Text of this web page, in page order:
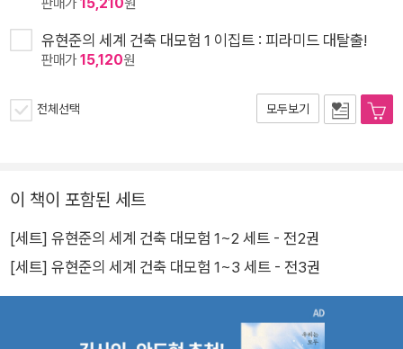
유현준의 세계 건축 대모험 1 이집트 : 피라미드 대탈출!
판매가15,120원
전체선택 모두보기
이 책이 포함된 세트
[세트] 유현준의 세계 건축 대모험 1~2 세트 - 전2권
[세트] 유현준의 세계 건축 대모험 1~3 세트 - 전3권